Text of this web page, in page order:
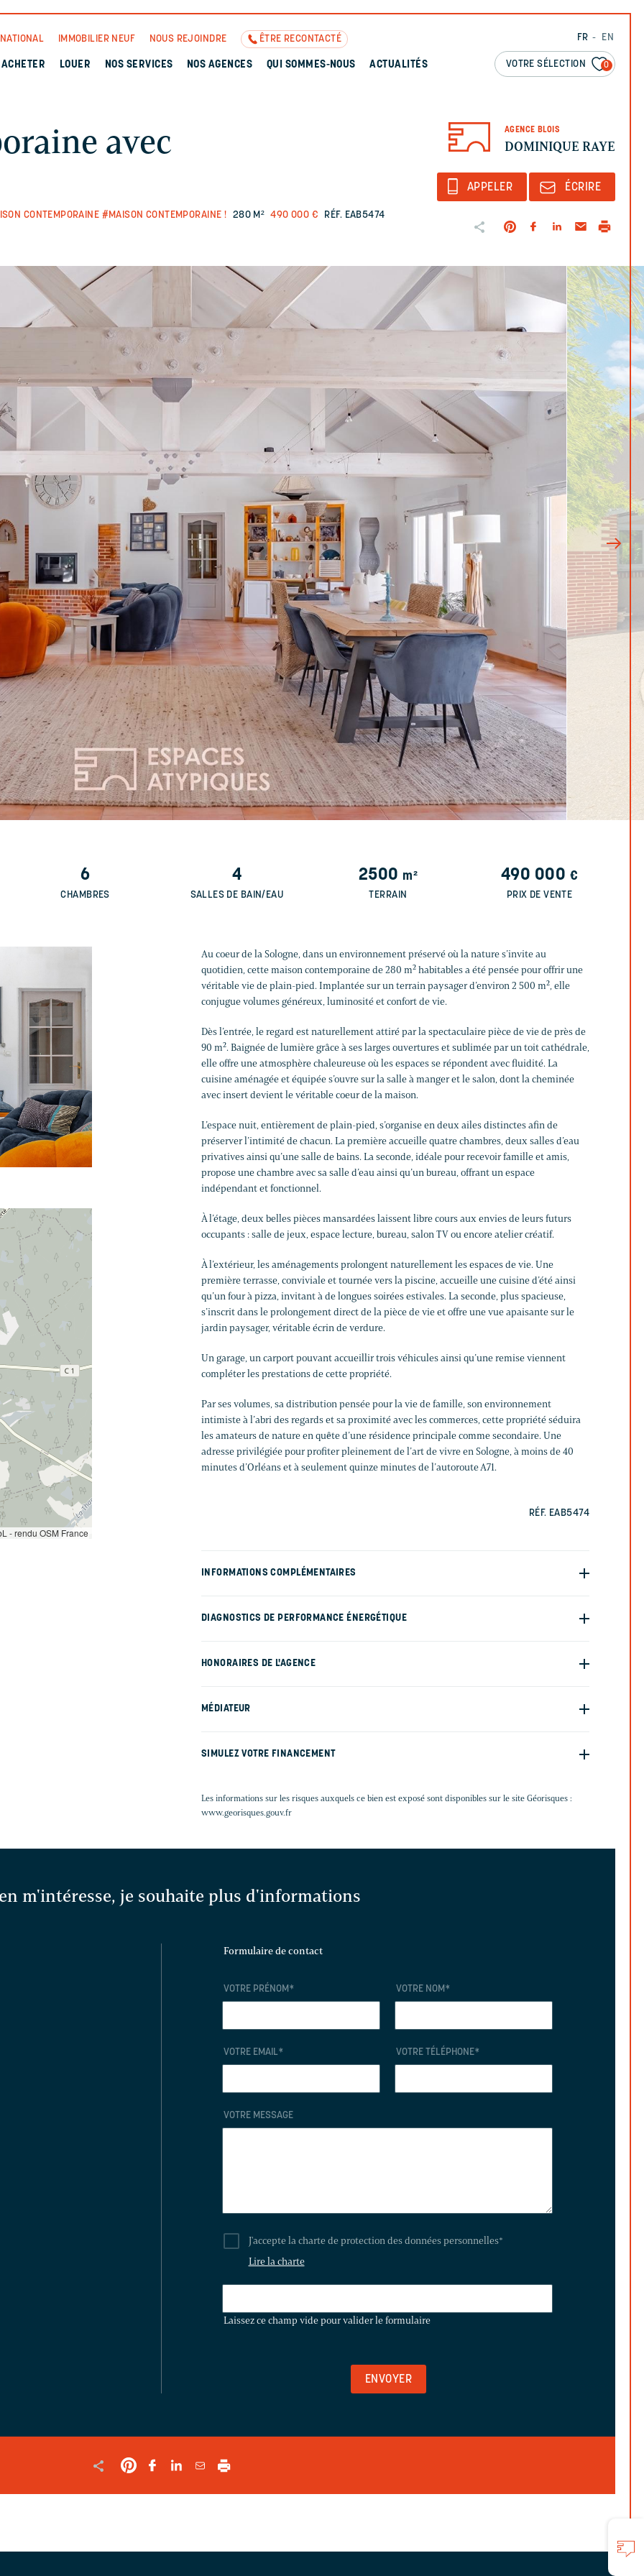
FR EN
VOTRE SÉLECTION 0
IMMOBILIER NEUF NOUS REJOINDRE ÊTRE RECONTACTÉ
ACHETER LOUER NOS SERVICES NOS AGENCES QUI SOMMES-NOUS ACTUALITÉS
AGENCE BLOIS
DOMINIQUE RAYE
avec
CONTEMPORAINE #MAISON CONTEMPORAINE ! 280 M² 490 000 € RÉF. EAB5474
APPELER ÉCRIRE
6
CHAMBRES
4
SALLES DE BAIN/EAU
2500 m²
TERRAIN
490 000 €
PRIX DE VENTE
Au coeur de la Sologne, dans un environnement préservé où la nature s’invite au
quotidien, cette maison contemporaine de 280 m² habitables a été pensée pour offrir une
véritable vie de plain-pied. Implantée sur un terrain paysager d’environ 2 500 m², elle
conjugue volumes généreux, luminosité et confort de vie.
Dès l’entrée, le regard est naturellement attiré par la spectaculaire pièce de vie de près de
90 m². Baignée de lumière grâce à ses larges ouvertures et sublimée par un toit cathédrale,
elle offre une atmosphère chaleureuse où les espaces se répondent avec fluidité. La
cuisine aménagée et équipée s’ouvre sur la salle à manger et le salon, dont la cheminée
avec insert devient le véritable coeur de la maison.
L’espace nuit, entièrement de plain-pied, s’organise en deux ailes distinctes afin de
préserver l’intimité de chacun. La première accueille quatre chambres, deux salles d’eau
privatives ainsi qu’une salle de bains. La seconde, idéale pour recevoir famille et amis,
propose une chambre avec sa salle d’eau ainsi qu’un bureau, offrant un espace
indépendant et fonctionnel.
À l’étage, deux belles pièces mansardées laissent libre cours aux envies de leurs futurs
occupants : salle de jeux, espace lecture, bureau, salon TV ou encore atelier créatif.
À l’extérieur, les aménagements prolongent naturellement les espaces de vie. Une
première terrasse, conviviale et tournée vers la piscine, accueille une cuisine d’été ainsi
qu’un four à pizza, invitant à de longues soirées estivales. La seconde, plus spacieuse,
s’inscrit dans le prolongement direct de la pièce de vie et offre une vue apaisante sur le
jardin paysager, véritable écrin de verdure.
Un garage, un carport pouvant accueillir trois véhicules ainsi qu’une remise viennent
compléter les prestations de cette propriété.
Par ses volumes, sa distribution pensée pour la vie de famille, son environnement
intimiste à l’abri des regards et sa proximité avec les commerces, cette propriété séduira
les amateurs de nature en quête d’une résidence principale comme secondaire. Une
adresse privilégiée pour profiter pleinement de l’art de vivre en Sologne, à moins de 40
minutes d’Orléans et à seulement quinze minutes de l’autoroute A71.
RÉF. EAB5474
INFORMATIONS COMPLÉMENTAIRES
DIAGNOSTICS DE PERFORMANCE ÉNERGÉTIQUE
HONORAIRES DE L'AGENCE
MÉDIATEUR
SIMULEZ VOTRE FINANCEMENT
Les informations sur les risques auxquels ce bien est exposé sont disponibles sur le site Géorisques :
www.georisques.gouv.fr
- rendu OSM France
m'intéresse, je souhaite plus d'informations
Formulaire de contact
VOTRE PRÉNOM* VOTRE NOM*
VOTRE EMAIL* VOTRE TÉLÉPHONE*
VOTRE MESSAGE
J'accepte la charte de protection des données personnelles*
Lire la charte
CHAMP
Laissez ce champ vide pour valider le formulaire